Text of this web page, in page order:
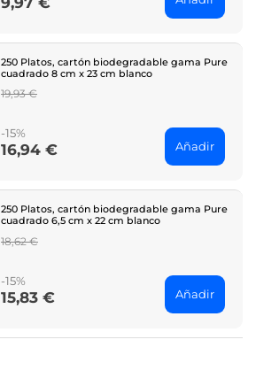
250 Platos, cartón biodegradable gama Pure
cuadrado 8 cm x 23 cm blanco
Regular
19,93 €
-15%
Price
16,94 € Añadir
250 Platos, cartón biodegradable gama Pure
cuadrado 6,5 cm x 22 cm blanco
Regular
18,62 €
-15%
Price
15,83 € Añadir